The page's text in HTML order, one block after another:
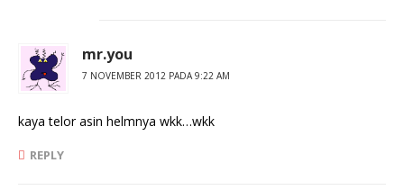
mr.you
7 NOVEMBER 2012 PADA 9:22 AM
kaya telor asin helmnya wkk…wkk
REPLY